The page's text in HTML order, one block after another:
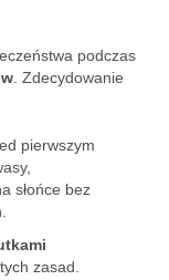
podczas
. Zdecydowanie
pierwszym
słońce bez
zasad.